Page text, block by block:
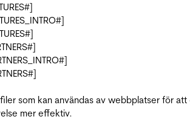
som kan användas av webbplatser för att
mer effektiv.